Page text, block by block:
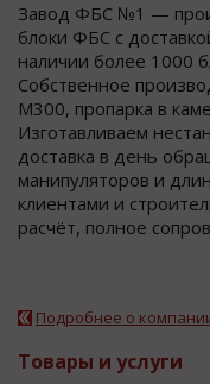
Завод ФБС №1 —
блоки ФБС с
наличии более 1000
Собственное
М300, пропарка в
Изготавливаем
доставка в день
манипуляторов и
клиентами и
расчёт, полное
Подробнее о
Товары и услуги